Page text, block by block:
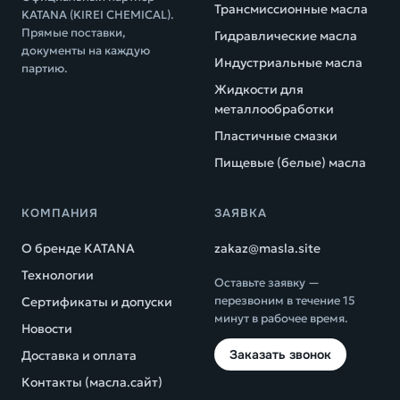
KATANA (KIREI CHEMICAL).
Прямые поставки,
документы на каждую
партию.
Трансмиссионные масла
Гидравлические масла
Индустриальные масла
Жидкости для
металлообработки
Пластичные смазки
Пищевые (белые) масла
КОМПАНИЯ
О бренде KATANA
Технологии
Сертификаты и допуски
Новости
Доставка и оплата
Контакты (масла.сайт)
ЗАЯВКА
zakaz@masla.site
Оставьте заявку —
перезвоним в течение 15
минут в рабочее время.
Заказать звонок